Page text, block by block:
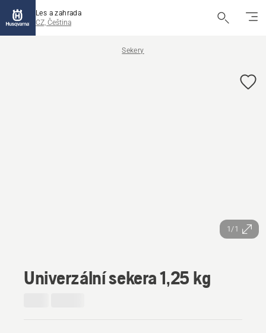
Les a zahrada
CZ, Čeština
Sekery
1/1
Univerzální sekera 1,25 kg